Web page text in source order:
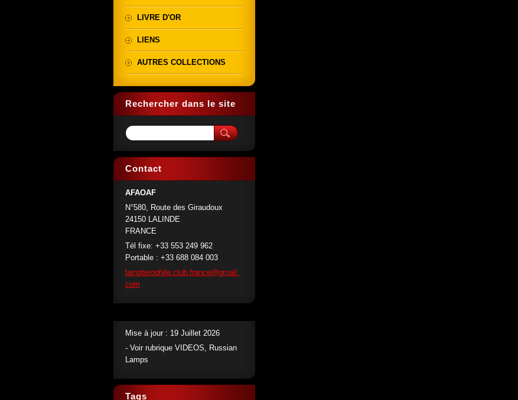
LIVRE D'OR
LIENS
AUTRES COLLECTIONS
Rechercher dans le site
Contact
AFAOAF
N°580, Route des Giraudoux
24150 LALINDE
FRANCE
Tél fixe: +33 553 249 962
Portable : +33 688 084 003
lampterophile.cl ub.france@gmail.
com
Mise à jour : 19 Juillet 2026
- Voir rubrique VIDEOS, Russian
Lamps
Tags